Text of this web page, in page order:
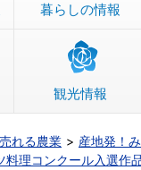
暮らしの情報
観光情報
売れる農業
産地発！
料理コンクール入選作